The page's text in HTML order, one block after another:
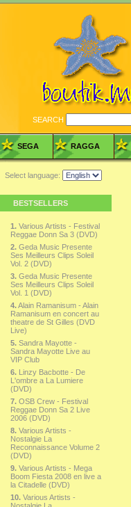
SEARCH
SEGA RAGGA
Select language:
BESTSELLERS
1. Various Artists - Festival
Reggae Donn Sa 3 (DVD)
2. Geda Music Presente
Ses Meilleurs Clips Soleil
Vol. 2 (DVD)
3. Geda Music Presente
Ses Meilleurs Clips Soleil
Vol. 1 (DVD)
4.Alain Ramanisum - Alain
Ramanisum en concert au
theatre de St Gilles (DVD
Live)
5. Sandra Mayotte -
Sandra Mayotte Live au
VIP Club
6. Linzy Bacbotte - De
L'ombre a La Lumiere
(DVD)
7. OSB Crew - Festival
Reggae Donn Sa 2 Live
2006 (DVD)
8. Various Artists -
Nostalgie La
Reconnaissance Volume 2
(DVD)
9. Various Artists - Mega
Boom Fiesta 2008 en live a
la Citadelle (DVD)
10. Various Artists -